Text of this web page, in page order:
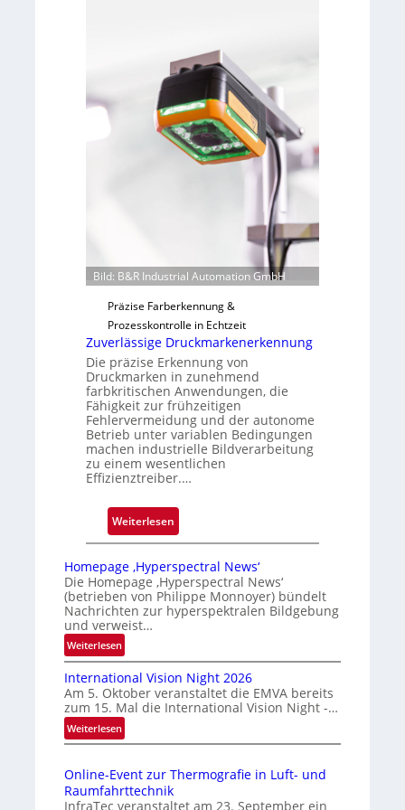
o
H
a
i
b
u
t
F
n
Bild: B&R Industrial Automation GmbH
Präzise Farberkennung &
Prozesskontrolle in Echtzeit
Zuverlässige Druckmarkenerkennung
Die präzise Erkennung von
Druckmarken in zunehmend
farbkritischen Anwendungen, die
Fähigkeit zur frühzeitigen
Fehlervermeidung und der autonome
Betrieb unter variablen Bedingungen
machen industrielle Bildverarbeitung
zu einem wesentlichen
Effizienztreiber.…
Weiterlesen:
Z
v
e
r
s
s
i
e
D
r
u
Homepage ‚Hyperspectral News‘
Die Homepage ‚Hyperspectral News‘
(betrieben von Philippe Monnoyer) bündelt
Nachrichten zur hyperspektralen Bildgebung
und verweist…
Weiterlesen:
H
o
m
e
p
a
e
‚
International Vision Night 2026
Am 5. Oktober veranstaltet die EMVA bereits
zum 15. Mal die International Vision Night -…
Weiterlesen:
I
t
e
Online-Event zur Thermografie in Luft- und
Raumfahrttechnik
InfraTec veranstaltet am 23. September ein